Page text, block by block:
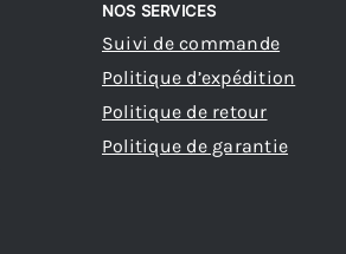
NOS SERVICES
Suivi de commande
Politique d’expédition
Politique de retour
Politique de garantie